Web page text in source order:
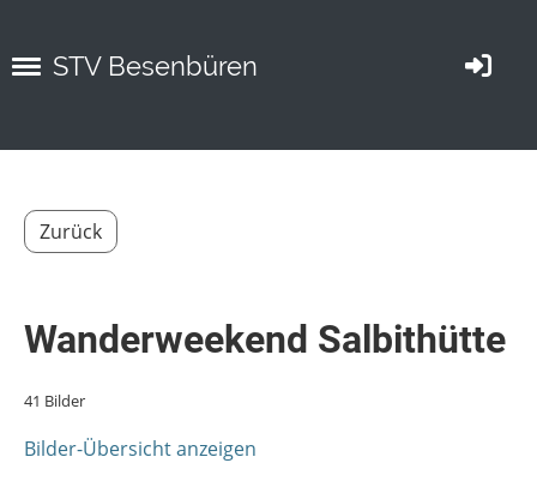
STV Besenbüren
Zurück
Wanderweekend Salbithütte
41 Bilder
Bilder-Übersicht anzeigen